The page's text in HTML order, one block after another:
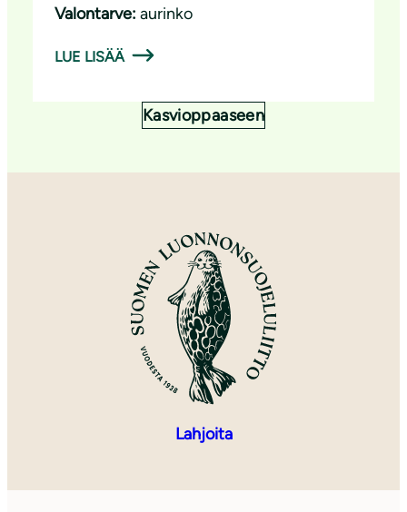
Valontarve: aurinko
LUE LISÄÄ
Kasvioppaaseen
Lahjoita